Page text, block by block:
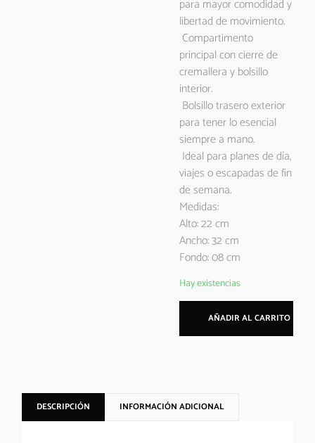
para mayor comodidad y
libertad de movimiento.
Compartimento
principal con cierre de
cremallera y bolsillo
interior.
Bolsillo trasero exterior
para tener lo esencial
siempre a mano.
Ideal para planes de día,
viajes o escapadas de fin
de semana.
Medidas:
Alto: 22 cm
Ancho: 32 cm
Fondo: 08 cm
Hay existencias
AÑADIR AL CARRITO
DESCRIPCIÓN INFORMACIÓN ADICIONAL